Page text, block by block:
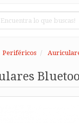
Periféricos